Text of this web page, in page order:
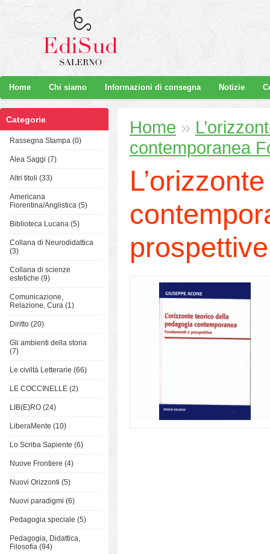
Home Chi siamo Informazioni di consegna Notizie
Categorie
Rassegna Stampa (0)
Alea Saggi (7)
Altri titoli (33)
Americana
Fiorentina/Anglistica (5)
Biblioteca Lucana (5)
Collana di Neurodidattica
(3)
Collana di scienze
estetiche (9)
Comunicazione,
Relazione, Cura (1)
Diritto (20)
Gli ambienti della storia
(7)
Le civiltà Letterarie (66)
LE COCCINELLE (2)
LIB(E)RO (24)
LiberaMente (10)
Lo Scriba Sapiente (6)
Nuove Frontiere (4)
Nuovi Orizzonti (5)
Nuovi paradigmi (6)
Pedagogia speciale (5)
Pedagogia, Didattica,
Filosofia (94)
Home »
contemporanea
prospettive